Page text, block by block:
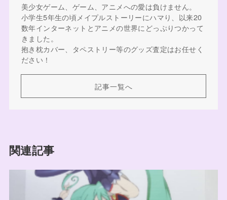
美少女ゲーム、ゲーム、アニメへの愛は負けません。
小学生5年生の頃メイプルストーリーにハマり、以来20
数年インターネットとアニメの世界にどっぷりつかって
きました。
抱き枕カバー、タペストリー等のグッズ査定はお任せく
ださい！
記事一覧へ
関連記事